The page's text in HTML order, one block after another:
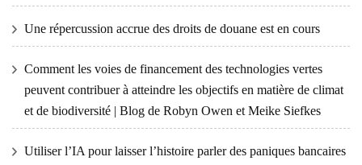
Une répercussion accrue des droits de douane est en cours
Comment les voies de financement des technologies vertes
peuvent contribuer à atteindre les objectifs en matière de climat
et de biodiversité | Blog de Robyn Owen et Meike Siefkes
Utiliser l’IA pour laisser l’histoire parler des paniques bancaires